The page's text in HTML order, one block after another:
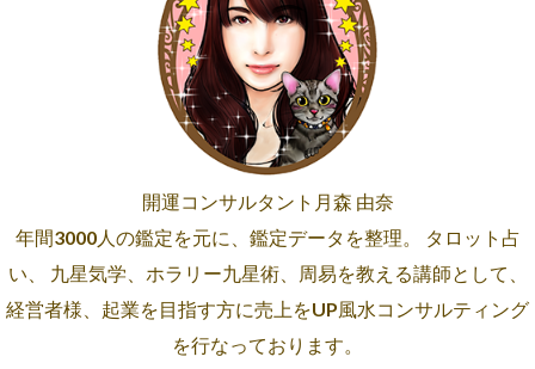
開運コンサルタント月森 由奈
年間3000人の鑑定を元に、鑑定データを整理。 タロット占
い、 九星気学、ホラリー九星術、周易を教える講師として、
経営者様、起業を目指す方に売上をUP風水コンサルティング
を行なっております。